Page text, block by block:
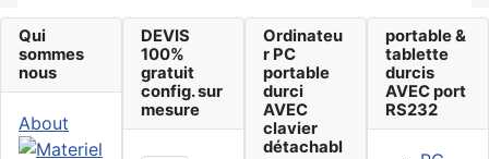
Qui
sommes
nous
About
DEVIS
100%
gratuit
config. sur
mesure
Ordinateu
r PC
portable
durci
AVEC
clavier
détachabl
portable &
tablette
durcis
AVEC port
RS232